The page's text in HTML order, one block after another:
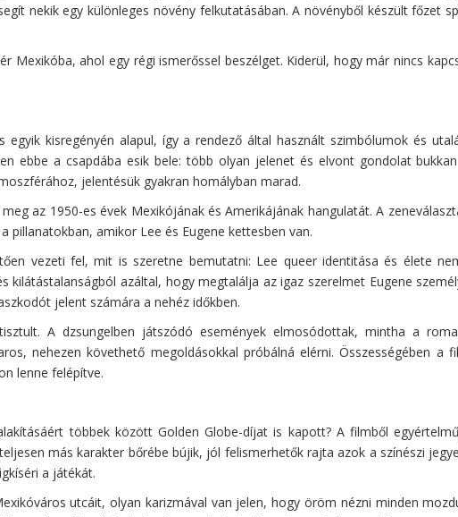
nekik egy különleges növény felkutatásában. A növényből készült főzet
Mexikóba, ahol egy régi ismerőssel beszélget. Kiderül, hogy már nincs
kisregényén alapul, így a rendező által használt szimbólumok és
ebbe a csapdába esik bele: több olyan jelenet és elvont gondolat
jelentésük gyakran homályban marad.
az 1950-es évek Mexikójának és Amerikájának hangulatát. A
amikor Lee és Eugene kettesben van.
vezeti fel, mit is szeretne bemutatni: Lee queer identitása és élete
azáltal, hogy megtalálja az igaz szerelmet Eugene
jelent számára a nehéz időkben.
A dzsungelben játszódó események elmosódottak, mintha a
nehezen követhető megoldásokkal próbálná elérni. Összességében
lenne felépítve.
többek között Golden Globe-díjat is kapott? A filmből
más karakter bőrébe bújik, jól felismerhetők rajta azok a színészi
a játékát.
utcáit, olyan karizmával van jelen, hogy öröm nézni minden